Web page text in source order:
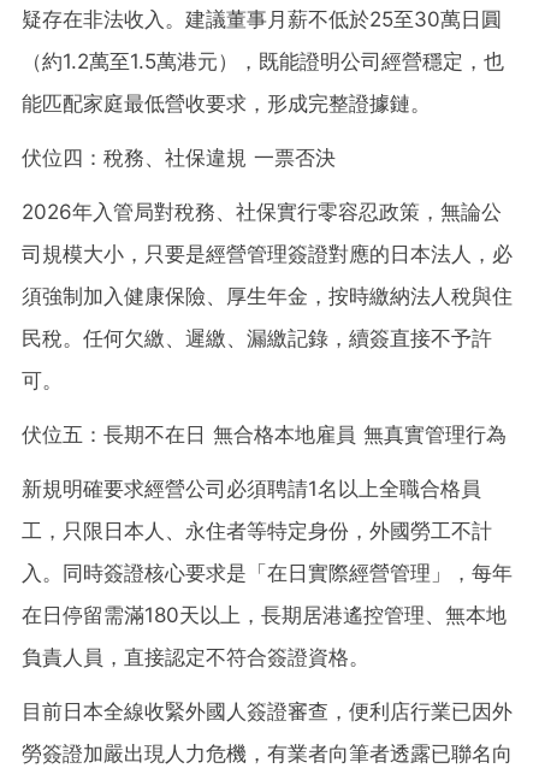
疑存在非法收入。建議董事月薪不低於25至30萬日圓
（約1.2萬至1.5萬港元），既能證明公司經營穩定，也
能匹配家庭最低營收要求，形成完整證據鏈。
伏位四：稅務、社保違規 一票否決
2026年入管局對稅務、社保實行零容忍政策，無論公
司規模大小，只要是經營管理簽證對應的日本法人，必
須強制加入健康保險、厚生年金，按時繳納法人稅與住
民稅。任何欠繳、遲繳、漏繳記錄，續簽直接不予許
可。
伏位五：長期不在日 無合格本地雇員 無真實管理行為
新規明確要求經營公司必須聘請1名以上全職合格員
工，只限日本人、永住者等特定身份，外國勞工不計
入。同時簽證核心要求是「在日實際經營管理」，每年
在日停留需滿180天以上，長期居港遙控管理、無本地
負責人員，直接認定不符合簽證資格。
目前日本全線收緊外國人簽證審查，便利店行業已因外
勞簽證加嚴出現人力危機，有業者向筆者透露已聯名向